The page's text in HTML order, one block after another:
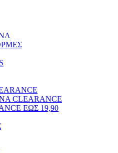
CLEARANCE
ΕΩΣ 19,90